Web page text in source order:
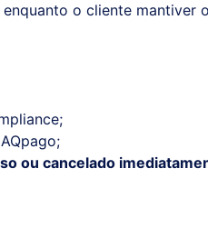
o cliente mantiver
ou cancelado